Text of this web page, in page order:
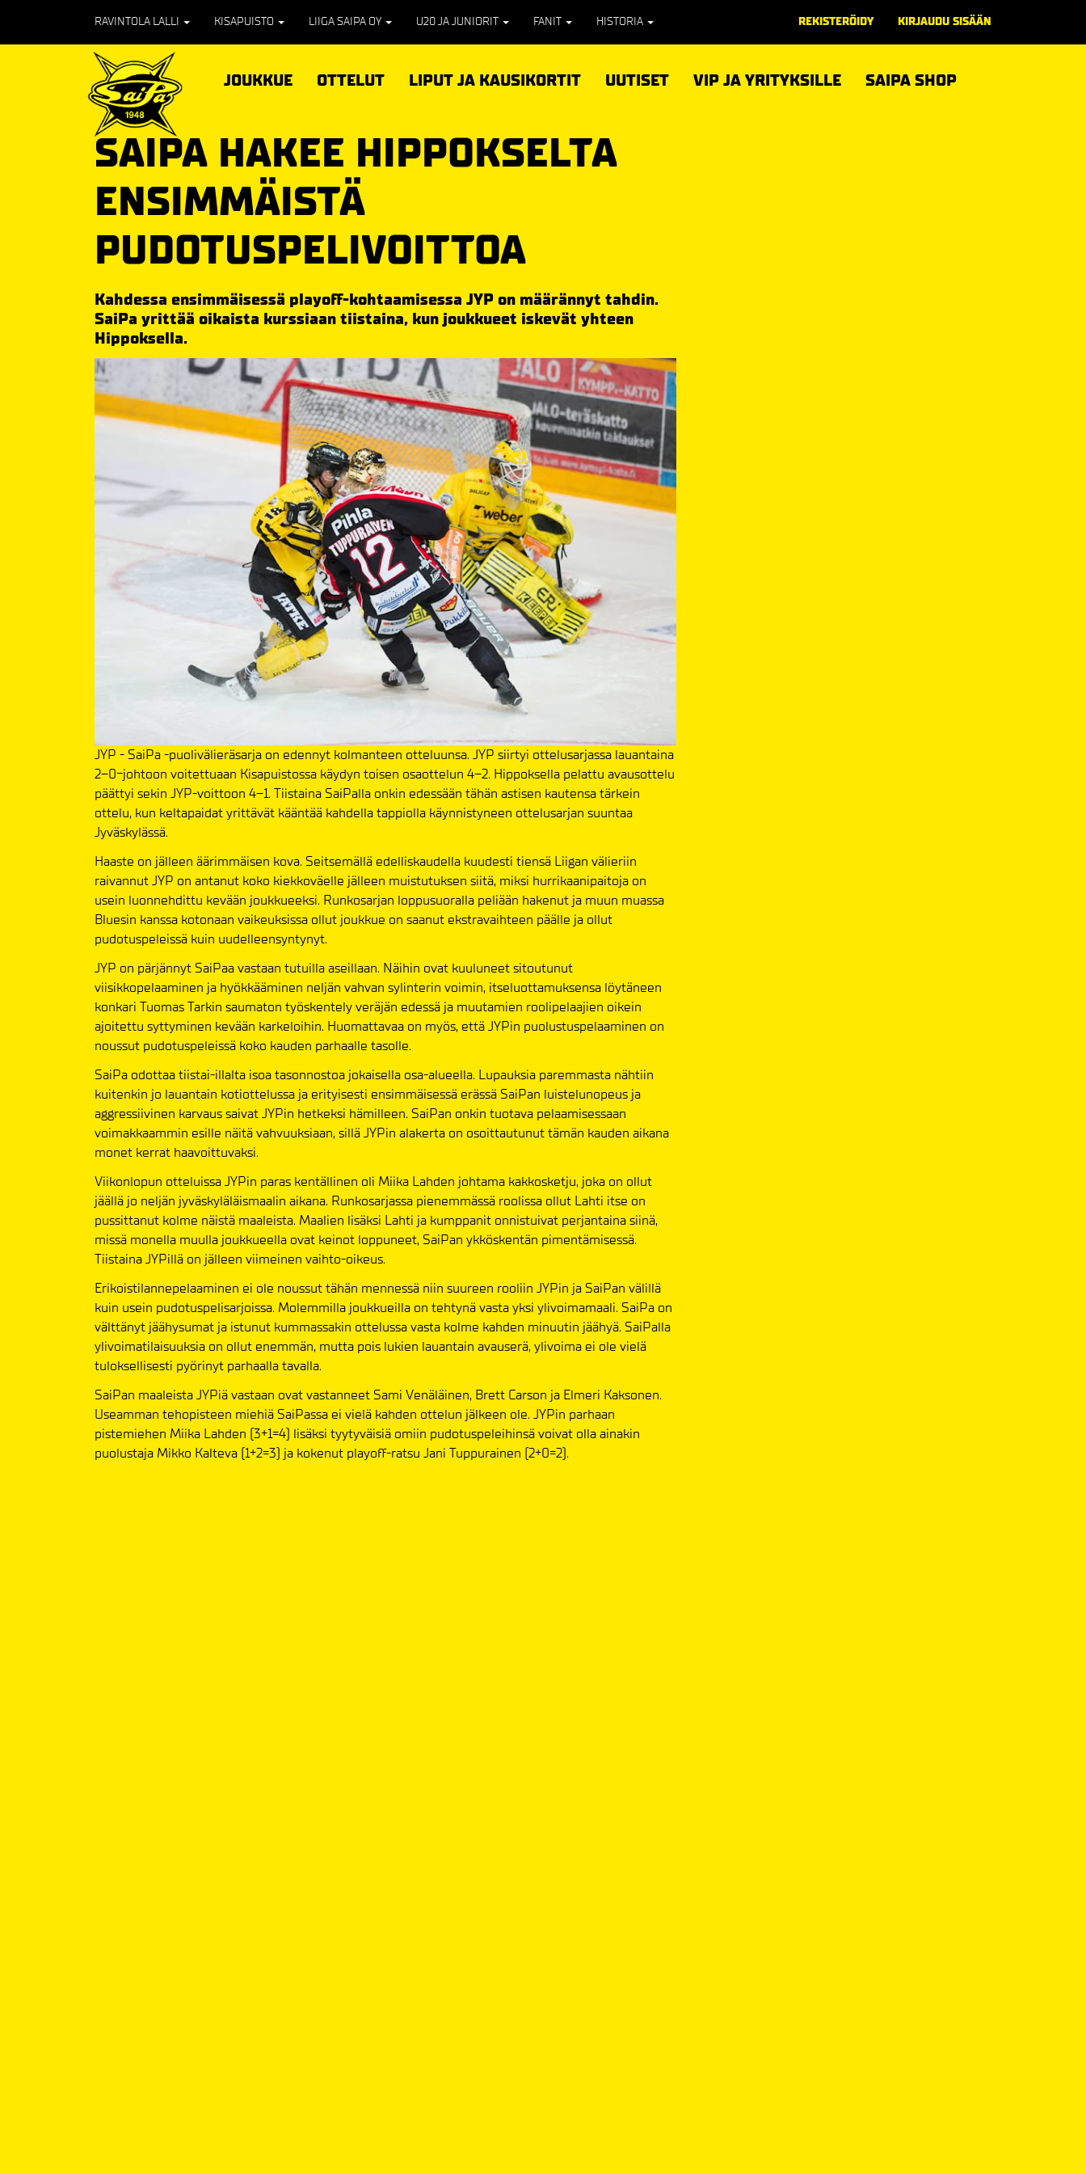
RAVINTOLA LALLI KISAPUISTO LIIGA SAIPA OY U20 JA JUNIORIT FANIT HISTORIA REKISTERÖIDY KIRJAUDU SISÄÄN
JOUKKUE OTTELUT LIPUT JA KAUSIKORTIT UUTISET VIP JA YRITYKSILLE SAIPA SHOP
SAIPA HAKEE HIPPOKSELTA
ENSIMMÄISTÄ
PUDOTUSPELIVOITTOA
Kahdessa ensimmäisessä playoff-kohtaamisessa JYP on määrännyt tahdin.
SaiPa yrittää oikaista kurssiaan tiistaina, kun joukkueet iskevät yhteen
Hippoksella.
JYP - SaiPa -puolivälieräsarja on edennyt kolmanteen otteluunsa. JYP siirtyi ottelusarjassa lauantaina
2–0-johtoon voitettuaan Kisapuistossa käydyn toisen osaottelun 4–2. Hippoksella pelattu avausottelu
päättyi sekin JYP-voittoon 4–1. Tiistaina SaiPalla onkin edessään tähän astisen kautensa tärkein
ottelu, kun keltapaidat yrittävät kääntää kahdella tappiolla käynnistyneen ottelusarjan suuntaa
Jyväskylässä.
Haaste on jälleen äärimmäisen kova. Seitsemällä edelliskaudella kuudesti tiensä Liigan välieriin
raivannut JYP on antanut koko kiekkoväelle jälleen muistutuksen siitä, miksi hurrikaanipaitoja on
usein luonnehdittu kevään joukkueeksi. Runkosarjan loppusuoralla peliään hakenut ja muun muassa
Bluesin kanssa kotonaan vaikeuksissa ollut joukkue on saanut ekstravaihteen päälle ja ollut
pudotuspeleissä kuin uudelleensyntynyt.
JYP on pärjännyt SaiPaa vastaan tutuilla aseillaan. Näihin ovat kuuluneet sitoutunut
viisikkopelaaminen ja hyökkääminen neljän vahvan sylinterin voimin, itseluottamuksensa löytäneen
konkari Tuomas Tarkin saumaton työskentely veräjän edessä ja muutamien roolipelaajien oikein
ajoitettu syttyminen kevään karkeloihin. Huomattavaa on myös, että JYPin puolustuspelaaminen on
noussut pudotuspeleissä koko kauden parhaalle tasolle.
SaiPa odottaa tiistai-illalta isoa tasonnostoa jokaisella osa-alueella. Lupauksia paremmasta nähtiin
kuitenkin jo lauantain kotiottelussa ja erityisesti ensimmäisessä erässä SaiPan luistelunopeus ja
aggressiivinen karvaus saivat JYPin hetkeksi hämilleen. SaiPan onkin tuotava pelaamisessaan
voimakkaammin esille näitä vahvuuksiaan, sillä JYPin alakerta on osoittautunut tämän kauden aikana
monet kerrat haavoittuvaksi.
Viikonlopun otteluissa JYPin paras kentällinen oli Miika Lahden johtama kakkosketju, joka on ollut
jäällä jo neljän jyväskyläläismaalin aikana. Runkosarjassa pienemmässä roolissa ollut Lahti itse on
pussittanut kolme näistä maaleista. Maalien lisäksi Lahti ja kumppanit onnistuivat perjantaina siinä,
missä monella muulla joukkueella ovat keinot loppuneet, SaiPan ykköskentän pimentämisessä.
Tiistaina JYPillä on jälleen viimeinen vaihto-oikeus.
Erikoistilannepelaaminen ei ole noussut tähän mennessä niin suureen rooliin JYPin ja SaiPan välillä
kuin usein pudotuspelisarjoissa. Molemmilla joukkueilla on tehtynä vasta yksi ylivoimamaali. SaiPa on
välttänyt jäähysumat ja istunut kummassakin ottelussa vasta kolme kahden minuutin jäähyä. SaiPalla
ylivoimatilaisuuksia on ollut enemmän, mutta pois lukien lauantain avauserä, ylivoima ei ole vielä
tuloksellisesti pyörinyt parhaalla tavalla.
SaiPan maaleista JYPiä vastaan ovat vastanneet Sami Venäläinen, Brett Carson ja Elmeri Kaksonen.
Useamman tehopisteen miehiä SaiPassa ei vielä kahden ottelun jälkeen ole. JYPin parhaan
pistemiehen Miika Lahden (3+1=4) lisäksi tyytyväisiä omiin pudotuspeleihinsä voivat olla ainakin
puolustaja Mikko Kalteva (1+2=3) ja kokenut playoff-ratsu Jani Tuppurainen (2+0=2).